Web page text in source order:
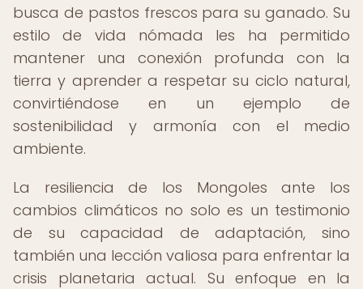
busca de pastos frescos para su ganado. Su
estilo de vida nómada les ha permitido
mantener una conexión profunda con la
tierra y aprender a respetar su ciclo natural,
convirtiéndose en un ejemplo de
sostenibilidad y armonía con el medio
ambiente.
La resiliencia de los Mongoles ante los
cambios climáticos no solo es un testimonio
de su capacidad de adaptación, sino
también una lección valiosa para enfrentar la
crisis planetaria actual. Su enfoque en la